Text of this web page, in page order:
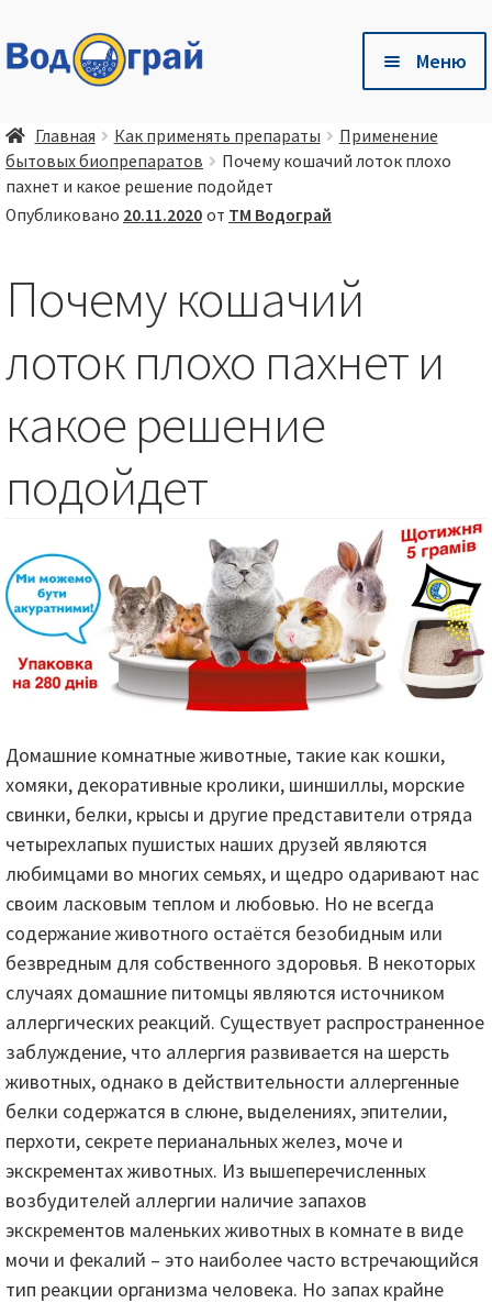
Перейти
к
Перейти
к
Меню
🛒 Магазин
🐷 Глубокая одстилка Чистый Хлев
🤝 Сотрудничество
📦 💳 Доставка и оплата
Главная Как применять препараты
Применение
бытовых биопрепаратов
Почему кошачий лоток плохо
пахнет и какое решение подойдет
Опубликовано 20.11.2020 от ТМ Водограй
Почему кошачий
лоток плохо пахнет и
какое решение
подойдет
Домашние комнатные животные, такие как кошки,
хомяки, декоративные кролики, шиншиллы, морские
свинки, белки, крысы и другие представители отряда
четырехлапых пушистых наших друзей являются
любимцами во многих семьях, и щедро одаривают нас
своим ласковым теплом и любовью. Но не всегда
содержание животного остаётся безобидным или
безвредным для собственного здоровья. В некоторых
случаях домашние питомцы являются источником
аллергических реакций. Существует распространенное
заблуждение, что аллергия развивается на шерсть
животных, однако в действительности аллергенные
белки содержатся в слюне, выделениях, эпителии,
перхоти, секрете перианальных желез, моче и
экскрементах животных. Из вышеперечисленных
возбудителей аллергии наличие запахов
экскрементов маленьких животных в комнате в виде
мочи и фекалий – это наиболее часто встречающийся
тип реакции организма человека. Но запах крайне